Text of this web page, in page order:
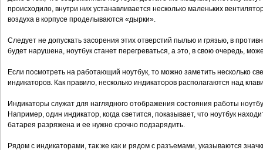
происходило, внутри них устанавливается несколько маленьких
воздуха в корпусе проделываются «дырки».
Следует не допускать засорения этих отверстий пылью и грязью, в
будет нарушена, ноутбук станет перегреваться, а это, в свою очередь,
Если посмотреть на работающий ноутбук, то можно заметить несколько
индикаторов. Как правило, несколько индикаторов располагаются над
Индикаторы служат для наглядного отображения состояния работы
Например, один индикатор, когда светится, показывает, что ноутбук
батарея разряжена и ее нужно срочно подзарядить.
Рядом с индикаторами, так же как и рядом с разъемами, указываются